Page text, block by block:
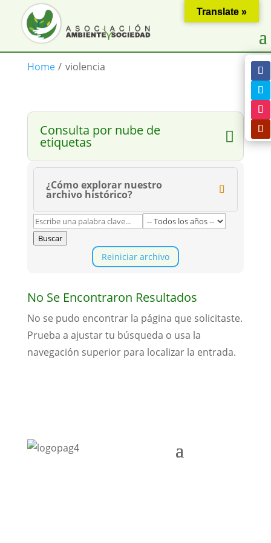
Home / violencia
Consulta por nube de
etiquetas
¿Cómo explorar nuestro
archivo histórico?
Buscar
Reiniciar archivo
No Se Encontraron Resultados
No se pudo encontrar la página que solicitaste.
Prueba a ajustar tu búsqueda o usa la
navegación superior para localizar la entrada.
Translate »